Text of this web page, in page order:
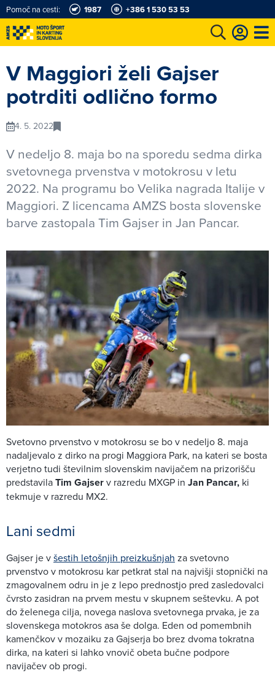
Pomoč na cesti: 1987 +386 1 530 53 53
V Maggiori želi Gajser
potrditi odlično formo
4. 5. 2022
V nedeljo 8. maja bo na sporedu sedma dirka
svetovnega prvenstva v motokrosu v letu
2022. Na programu bo Velika nagrada Italije v
Maggiori. Z licencama AMZS bosta slovenske
barve zastopala Tim Gajser in Jan Pancar.
Svetovno prvenstvo v motokrosu se bo v nedeljo 8. maja
nadaljevalo z dirko na progi Maggiora Park, na kateri se bosta
verjetno tudi številnim slovenskim navijačem na prizorišču
predstavilaTim Gajserv razredu MXGP in Jan Pancar, ki
tekmuje v razredu MX2.
Lani sedmi
Gajser je všestih letošnjih preizkušnjah za svetovno
prvenstvo v motokrosu kar petkrat stal na najvišji stopnički na
zmagovalnem odru in je z lepo prednostjo pred zasledovalci
čvrsto zasidran na prvem mestu v skupnem seštevku. A pot
do želenega cilja, novega naslova svetovnega prvaka, je za
slovenskega motokros asa še dolga. Eden od pomembnih
kamenčkov v mozaiku za Gajserja bo brez dvoma tokratna
dirka, na kateri si lahko vnovič obeta bučne podpore
navijačev ob progi.